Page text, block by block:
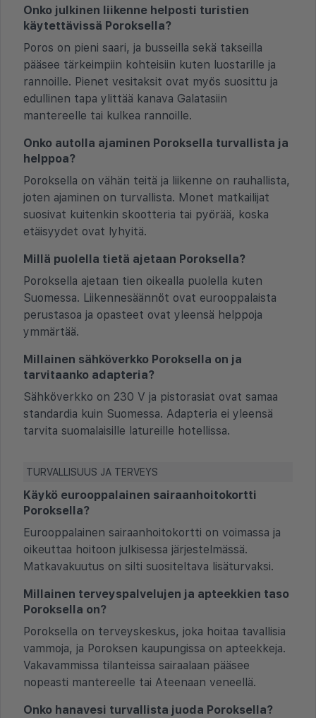
Onko julkinen liikenne helposti turistien
käytettävissä Poroksella?
Poros on pieni saari, ja busseilla sekä takseilla
pääsee tärkeimpiin kohteisiin kuten luostarille ja
rannoille. Pienet vesitaksit ovat myös suosittu ja
edullinen tapa ylittää kanava Galatasiin
mantereelle tai kulkea rannoille.
Onko autolla ajaminen Poroksella turvallista ja
helppoa?
Poroksella on vähän teitä ja liikenne on rauhallista,
joten ajaminen on turvallista. Monet matkailijat
suosivat kuitenkin skootteria tai pyörää, koska
etäisyydet ovat lyhyitä.
Millä puolella tietä ajetaan Poroksella?
Poroksella ajetaan tien oikealla puolella kuten
Suomessa. Liikennesäännöt ovat eurooppalaista
perustasoa ja opasteet ovat yleensä helppoja
ymmärtää.
Millainen sähköverkko Poroksella on ja
tarvitaanko adapteria?
Sähköverkko on 230 V ja pistorasiat ovat samaa
standardia kuin Suomessa. Adapteria ei yleensä
tarvita suomalaisille latureille hotellissa.
TURVALLISUUS JA TERVEYS
Käykö eurooppalainen sairaanhoitokortti
Poroksella?
Eurooppalainen sairaanhoitokortti on voimassa ja
oikeuttaa hoitoon julkisessa järjestelmässä.
Matkavakuutus on silti suositeltava lisäturvaksi.
Millainen terveyspalvelujen ja apteekkien taso
Poroksella on?
Poroksella on terveyskeskus, joka hoitaa tavallisia
vammoja, ja Poroksen kaupungissa on apteekkeja.
Vakavammissa tilanteissa sairaalaan pääsee
nopeasti mantereelle tai Ateenaan veneellä.
Onko hanavesi turvallista juoda Poroksella?